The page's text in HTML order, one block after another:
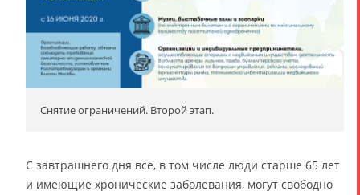
Снятие ограничений. Второй этап.
С завтрашнего дня все, в том числе люди старше 65 лет
и имеющие хронические заболевания, могут свободно